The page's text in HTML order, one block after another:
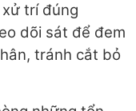
trí đúng
dõi sát để đem
tránh cắt bỏ